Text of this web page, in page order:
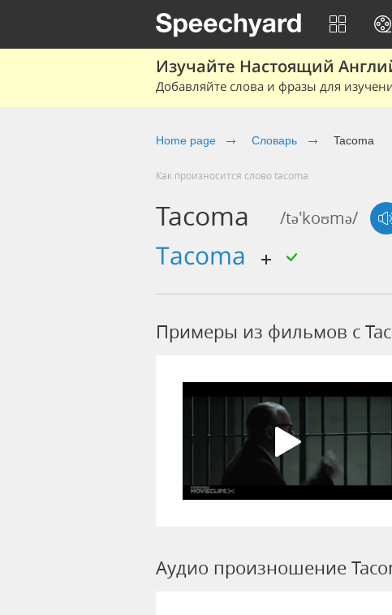
Изучайте Настоящий
Добавляйте слова и фразы для
Home page Словарь Tacoma
Как произносится слово tacoma
Tacoma /tə'koʊmə/
tacoma
Примеры из фильмов c
Аудио произношение